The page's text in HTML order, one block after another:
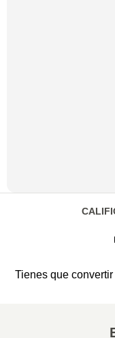
Tienes que